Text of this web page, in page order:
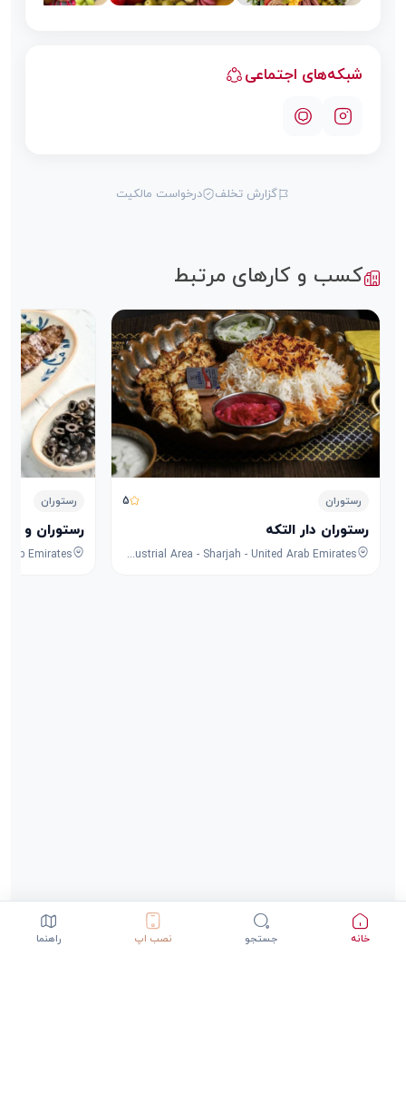
شبکه‌های اجتماعی
گزارش تخلف درخواست مالکیت
کسب و کارهای مرتبط
رستوران 5
رستوران دار التکه
8F53+FPG - University City Rd - Muwaileh Commercial - Industrial Area - Sharjah - United Arab Emirates
رستوران
رستوران و
خانه جستجو نصب اپ راهنما